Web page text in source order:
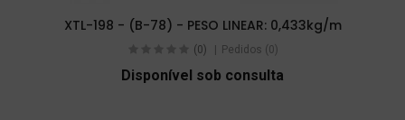
XTL-198 - (B-78) - PESO LINEAR: 0,433kg/m
(0) Pedidos (0)
Disponível sob consulta